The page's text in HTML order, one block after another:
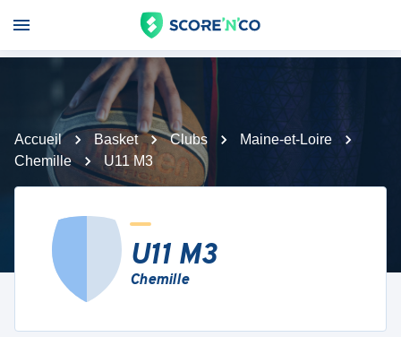
Accueil Basket Clubs
Maine-et-Loire
Chemille
U11 M3
U11 M3
Chemille